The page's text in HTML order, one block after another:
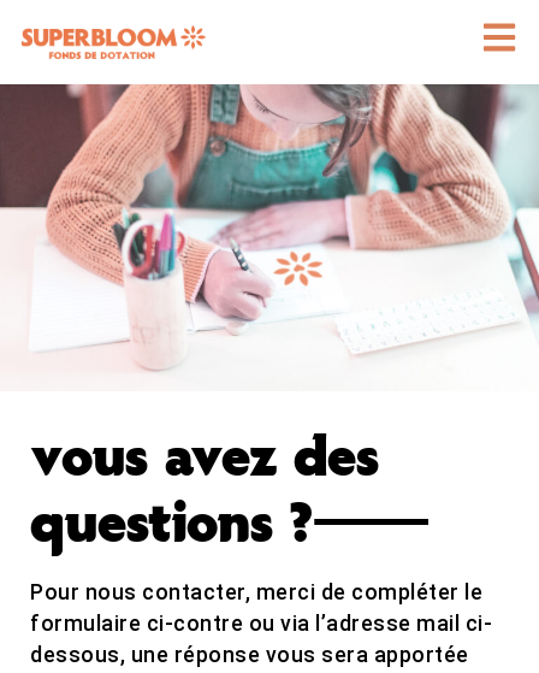
vous avez des
questions ?
Pour nous contacter, merci de compléter le
formulaire ci-contre ou via l’adresse mail ci-
dessous, une réponse vous sera apportée